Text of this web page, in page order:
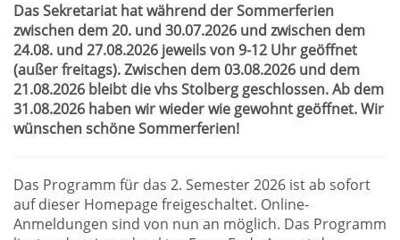
Das Sekretariat hat während der Sommerferien
zwischen dem 20. und 30.07.2026 und zwischen dem
24.08. und 27.08.2026 jeweils von 9-12 Uhr geöffnet
(außer freitags). Zwischen dem 03.08.2026 und dem
21.08.2026 bleibt die vhs Stolberg geschlossen. Ab dem
31.08.2026 haben wir wieder wie gewohnt geöffnet. Wir
wünschen schöne Sommerferien!
Das Programm für das 2. Semester 2026 ist ab sofort
auf dieser Homepage freigeschaltet. Online-
Anmeldungen sind von nun an möglich. Das Programm